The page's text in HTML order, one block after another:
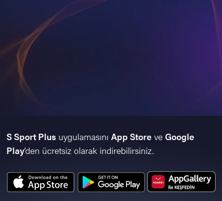
S Sport Plusuygulamasını App Storeve Google
Play’den ücretsiz olarak indirebilirsiniz.